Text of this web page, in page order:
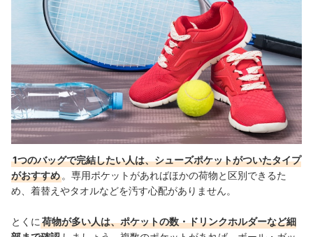
1つのバッグで完結したい人は、シューズポケットがついたタイプ
がおすすめ 。専用ポケットがあればほかの荷物と区別できるた
め、着替えやタオルなどを汚す心配がありません。
とくに 荷物が多い人は、ポケットの数・ドリンクホルダーなど細